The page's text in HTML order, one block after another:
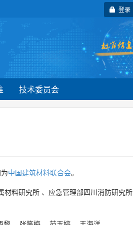
登录
技术委员会
中国建筑材料联合会。
材料研究所 、 应急管理部四川消防研究所